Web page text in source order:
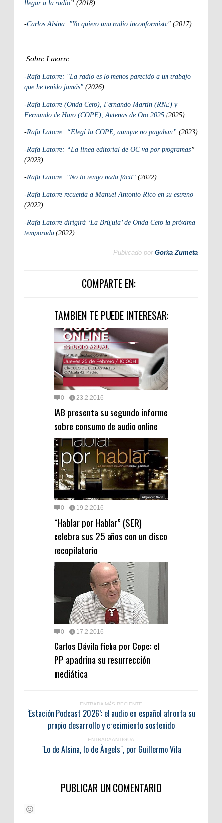
llegar a la radio” (2018)
-Carlos Alsina: "Yo quiero una radio inconformista" (2017)
Sobre Latorre
-Rafa Latorre: "La radio es lo menos parecido a un trabajo
que he tenido jamás" (2026)
-Rafa Latorre (Onda Cero), Fernando Martín (RNE) y
Fernando de Haro (COPE), Antenas de Oro 2025 (2025)
-Rafa Latorre: “Elegí la COPE, aunque no pagaban” (2023)
-Rafa Latorre: “La línea editorial de OC va por programas”
(2023)
-Rafa Latorre: "No lo tengo nada fácil" (2022)
-Rafa Latorre recuerda a Manuel Antonio Rico en su estreno
(2022)
-Rafa Latorre dirigirá ‘La Brújula’ de Onda Cero la próxima
temporada (2022)
Publicado por Gorka Zumeta
COMPARTE EN:
TAMBIEN TE PUEDE INTERESAR:
0 23.2.2016
IAB presenta su segundo informe
sobre consumo de audio online
0 19.2.2016
“Hablar por Hablar” (SER)
celebra sus 25 años con un disco
recopilatorio
0 17.2.2016
Carlos Dávila ficha por Cope: el
PP apadrina su resurrección
mediática
ENTRADA MÁS RECIENTE
‘Estación Podcast 2026’: el audio en español afronta su
propio desarrollo y crecimiento sostenido
ENTRADA ANTIGUA
"Lo de Alsina, lo de Àngels", por Guillermo Vila
PUBLICAR UN COMENTARIO